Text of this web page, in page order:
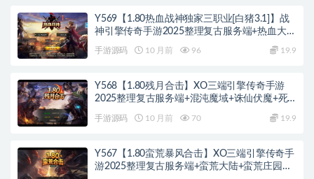
Y569【1.80热血战神独家三职业[白猪3.1]】战
神引擎传奇手游2025整理复古服务端+热血大陆
手游源码 10 月前 96 19.9
Y568【1.80残月合击】XO三端引擎传奇手游
2025整理复古服务端+混沌魔域+诛仙伏魔+死
手游源码 10 月前 70 19.9
Y567【1.80蛮荒暴风合击】XO三端引擎传奇手
游2025整理复古服务端+蛮荒大陆+蛮荒庄园